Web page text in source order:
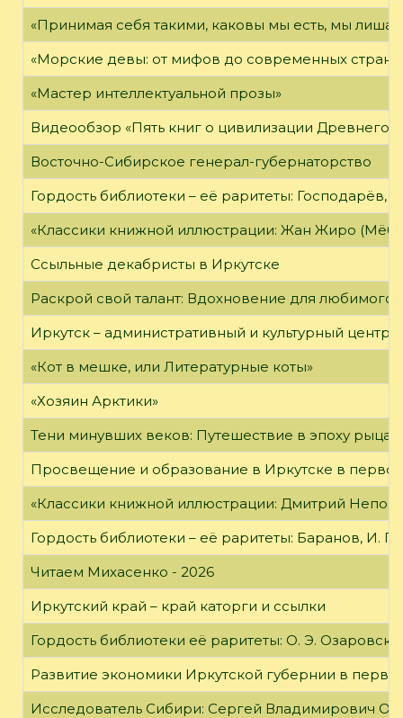
«Принимая себя такими, каковы мы есть, мы
«Морские девы: от мифов до современных
«Мастер интеллектуальной прозы»
Видеообзор «Пять книг о цивилизации Древнего
Восточно-Сибирское генерал-губернаторство
Гордость библиотеки – её раритеты:
«Классики книжной иллюстрации: Жан Жиро
Ссыльные декабристы в Иркутске
Раскрой свой талант: Вдохновение для любимого
Иркутск – административный и культурный центр
«Кот в мешке, или Литературные коты»
«Хозяин Арктики»
Тени минувших веков: Путешествие в эпоху
Просвещение и образование в Иркутске в
«Классики книжной иллюстрации: Дмитрий
Гордость библиотеки – её раритеты: Баранов, И.
Читаем Михасенко - 2026
Иркутский край – край каторги и ссылки
Гордость библиотеки её раритеты: О. Э.
Развитие экономики Иркутской губернии в
Исследователь Сибири: Сергей Владимирович